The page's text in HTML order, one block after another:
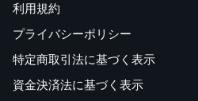
利用規約
プライバシーポリシー
特定商取引法に基づく表示
資金決済法に基づく表示